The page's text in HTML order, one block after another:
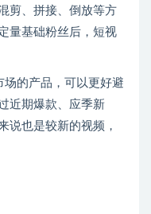
剪、拼接、倒放等方
量基础粉丝后，短视
的产品，可以更好避
近期爆款、应季新
说也是较新的视频，